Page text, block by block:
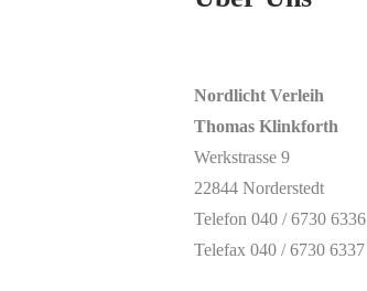
Nordlicht Verleih
Thomas Klinkforth
Werkstrasse 9
22844 Norderstedt
Telefon 040 / 6730 6336
Telefax 040 / 6730 6337